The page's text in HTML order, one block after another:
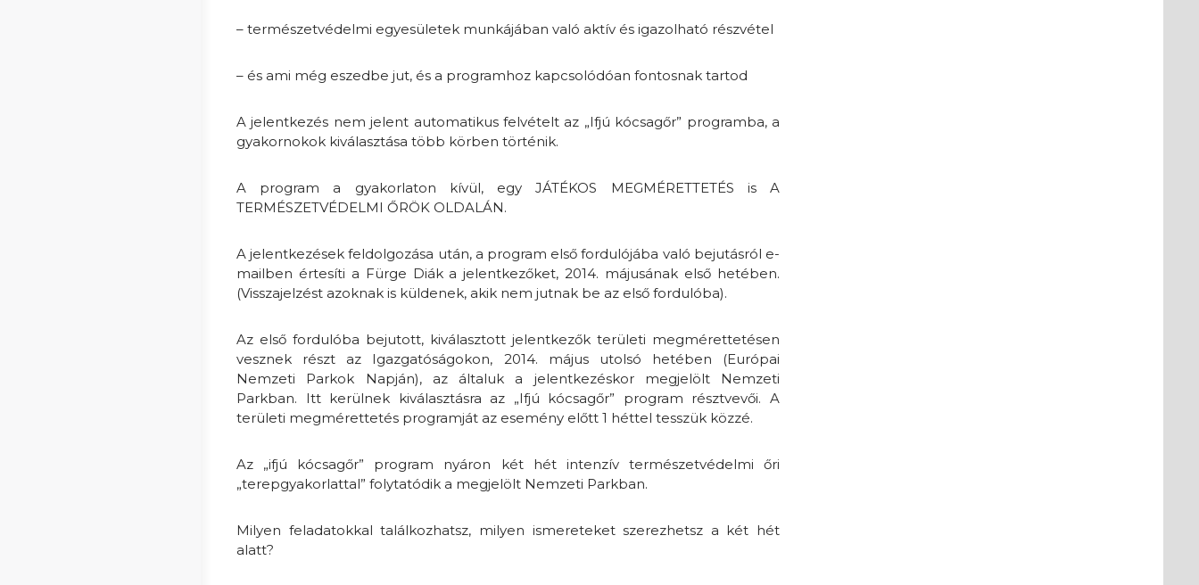
– természetvédelmi egyesületek munkájában való aktív és igazolható részvétel
– és ami még eszedbe jut, és a programhoz kapcsolódóan fontosnak tartod
A jelentkezés nem jelent automatikus felvételt az „Ifjú kócsagőr” programba, a
gyakornokok kiválasztása több körben történik.
A program a gyakorlaton kívül, egy JÁTÉKOS MEGMÉRETTETÉS is A
TERMÉSZETVÉDELMI ŐRÖK OLDALÁN.
A jelentkezések feldolgozása után, a program első fordulójába való bejutásról e-
mailben értesíti a Fürge Diák a jelentkezőket, 2014. májusának első hetében.
(Visszajelzést azoknak is küldenek, akik nem jutnak be az első fordulóba).
Az első fordulóba bejutott, kiválasztott jelentkezők területi megmérettetésen
vesznek részt az Igazgatóságokon, 2014. május utolsó hetében (Európai
Nemzeti Parkok Napján), az általuk a jelentkezéskor megjelölt Nemzeti
Parkban. Itt kerülnek kiválasztásra az „Ifjú kócsagőr” program résztvevői. A
területi megmérettetés programját az esemény előtt 1 héttel tesszük közzé.
Az „ifjú kócsagőr” program nyáron két hét intenzív természetvédelmi őri
„terepgyakorlattal” folytatódik a megjelölt Nemzeti Parkban.
Milyen feladatokkal találkozhatsz, milyen ismereteket szerezhetsz a két hét
alatt?